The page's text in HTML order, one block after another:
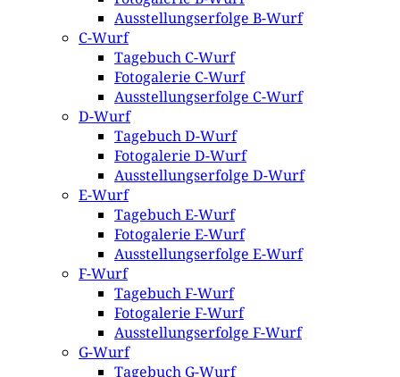
Ausstellungserfolge B-Wurf
C-Wurf
Tagebuch C-Wurf
Fotogalerie C-Wurf
Ausstellungserfolge C-Wurf
D-Wurf
Tagebuch D-Wurf
Fotogalerie D-Wurf
Ausstellungserfolge D-Wurf
E-Wurf
Tagebuch E-Wurf
Fotogalerie E-Wurf
Ausstellungserfolge E-Wurf
F-Wurf
Tagebuch F-Wurf
Fotogalerie F-Wurf
Ausstellungserfolge F-Wurf
G-Wurf
Tagebuch G-Wurf